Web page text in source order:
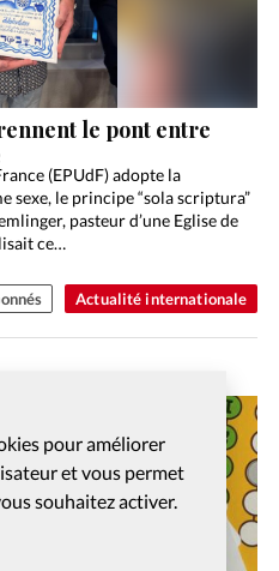
pour améliorer
et vous permet
souhaitez activer.
Actualité internationale
le pont entre
(EPUdF) adopte la
sexe, le principe “sola scriptura”
pasteur d’une Eglise de
ce…